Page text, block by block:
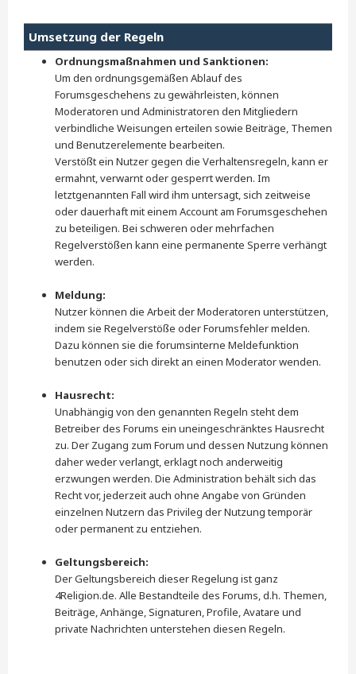
Umsetzung der Regeln
Ordnungsmaßnahmen und Sanktionen:
Um den ordnungsgemäßen Ablauf des
Forumsgeschehens zu gewährleisten, können
Moderatoren und Administratoren den Mitgliedern
verbindliche Weisungen erteilen sowie Beiträge, Themen
und Benutzerelemente bearbeiten.
Verstößt ein Nutzer gegen die Verhaltensregeln, kann er
ermahnt, verwarnt oder gesperrt werden. Im
letztgenannten Fall wird ihm untersagt, sich zeitweise
oder dauerhaft mit einem Account am Forumsgeschehen
zu beteiligen. Bei schweren oder mehrfachen
Regelverstößen kann eine permanente Sperre verhängt
werden.
Meldung:
Nutzer können die Arbeit der Moderatoren unterstützen,
indem sie Regelverstöße oder Forumsfehler melden.
Dazu können sie die forumsinterne Meldefunktion
benutzen oder sich direkt an einen Moderator wenden.
Hausrecht:
Unabhängig von den genannten Regeln steht dem
Betreiber des Forums ein uneingeschränktes Hausrecht
zu. Der Zugang zum Forum und dessen Nutzung können
daher weder verlangt, erklagt noch anderweitig
erzwungen werden. Die Administration behält sich das
Recht vor, jederzeit auch ohne Angabe von Gründen
einzelnen Nutzern das Privileg der Nutzung temporär
oder permanent zu entziehen.
Geltungsbereich:
Der Geltungsbereich dieser Regelung ist ganz
4Religion.de. Alle Bestandteile des Forums, d.h. Themen,
Beiträge, Anhänge, Signaturen, Profile, Avatare und
private Nachrichten unterstehen diesen Regeln.